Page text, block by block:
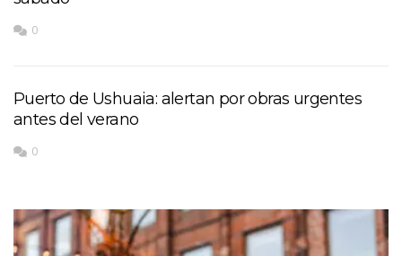
0
Puerto de Ushuaia: alertan por obras urgentes
antes del verano
0